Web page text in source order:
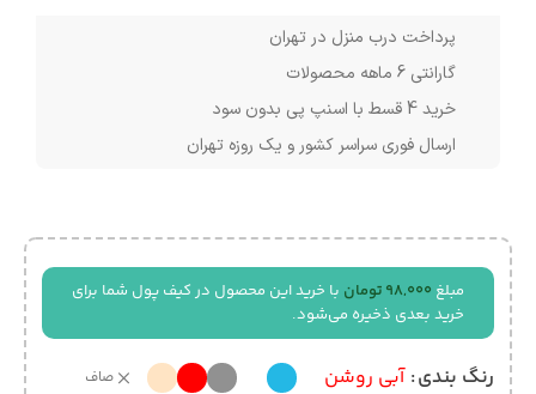
پرداخت درب منزل در تهران
گارانتی 6 ماهه محصولات
خرید 4 قسط با اسنپ پی بدون سود
ارسال فوری سراسر کشور و یک روزه تهران
مبلغ 98,000 تومان با خرید این محصول در کیف پول شما برای
خرید بعدی ذخیره می‌شود.
رنگ بندی آبی روشن صاف